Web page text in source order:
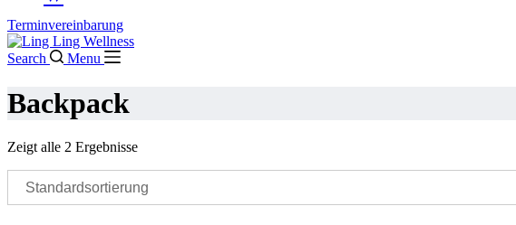
Terminvereinbarung
Search Menu
Backpack
Zeigt alle 2 Ergebnisse